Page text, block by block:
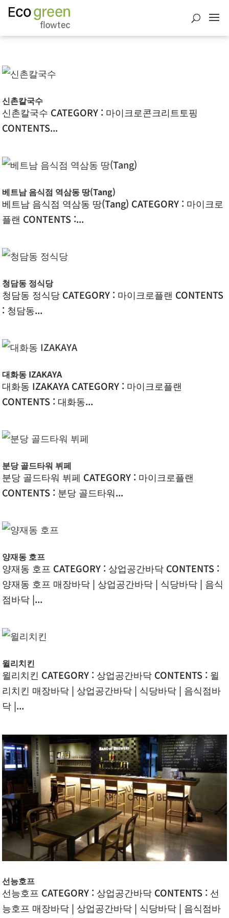
신촌칼국수
신촌칼국수 CATEGORY : 마이크로콘크리트토핑
CONTENTS...
베트남 음식점 역삼동 땅(Tang)
베트남 음식점 역삼동 땅(Tang) CATEGORY : 마이크로
플랜 CONTENTS :...
청담동 정식당
청담동 정식당 CATEGORY : 마이크로플랜 CONTENTS
: 청담동...
대화동 IZAKAYA
대화동 IZAKAYA CATEGORY : 마이크로플랜
CONTENTS : 대화동...
분당 골드타워 뷔페
분당 골드타워 뷔페 CATEGORY : 마이크로플랜
CONTENTS : 분당 골드타워...
양재동 호프
양재동 호프 CATEGORY : 상업공간바닥 CONTENTS :
양재동 호프 매장바닥 | 상업공간바닥 | 식당바닥 | 음식
점바닥 |...
윌리치킨
윌리치킨 CATEGORY : 상업공간바닥 CONTENTS : 윌
리치킨 매장바닥 | 상업공간바닥 | 식당바닥 | 음식점바
닥 |...
선능호프
선능호프 CATEGORY : 상업공간바닥 CONTENTS : 선
능호프 매장바닥 | 상업공간바닥 | 식당바닥 | 음식점바